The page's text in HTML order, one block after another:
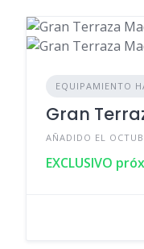
EQUIPAMIENTO
Gran
AÑADIDO EL
EXCLUSIVO